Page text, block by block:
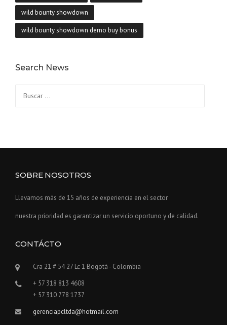
wild bounty showdown
wild bounty showdown demo buy bonus
Search News
SOBRE NOSOTROS
Llevamos más de 15 años de experiencia en el sector
nuestra prioridad es garantizar un servicio oportuno y de calidad.
CONTÁCTO
Cra 21 # 54 27 Lc 1 Bogotá - Colombia
+ 57 318 813 4608
+ 57 310 778 1737
gerenciapcltda@hotmail.com